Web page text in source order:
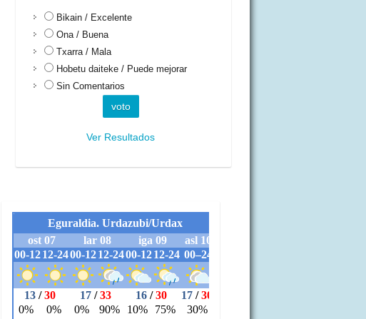
Bikain / Excelente
Ona / Buena
Txarra / Mala
Hobetu daiteke / Puede mejorar
Sin Comentarios
Ver Resultados